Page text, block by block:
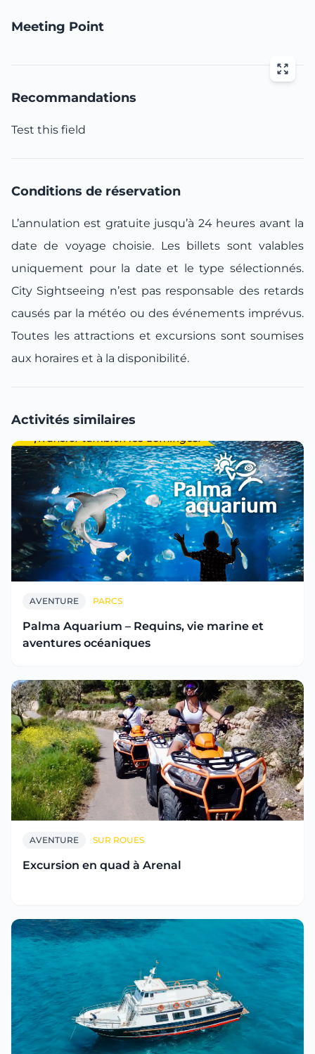
Meeting Point
Recommandations
Test this field
Conditions de réservation
L’annulation est gratuite jusqu’à 24 heures avant la
date de voyage choisie. Les billets sont valables
uniquement pour la date et le type sélectionnés.
City Sightseeing n’est pas responsable des retards
causés par la météo ou des événements imprévus.
Toutes les attractions et excursions sont soumises
aux horaires et à la disponibilité.
Activités similaires
AVENTURE PARCS
Palma Aquarium – Requins, vie marine et
aventures océaniques
AVENTURE SUR ROUES
Excursion en quad à Arenal